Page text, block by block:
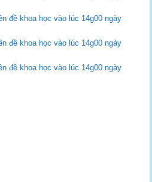
đề khoa học vào lúc 14g00 ngày
đề khoa học vào lúc 14g00 ngày
đề khoa học vào lúc 14g00 ngày